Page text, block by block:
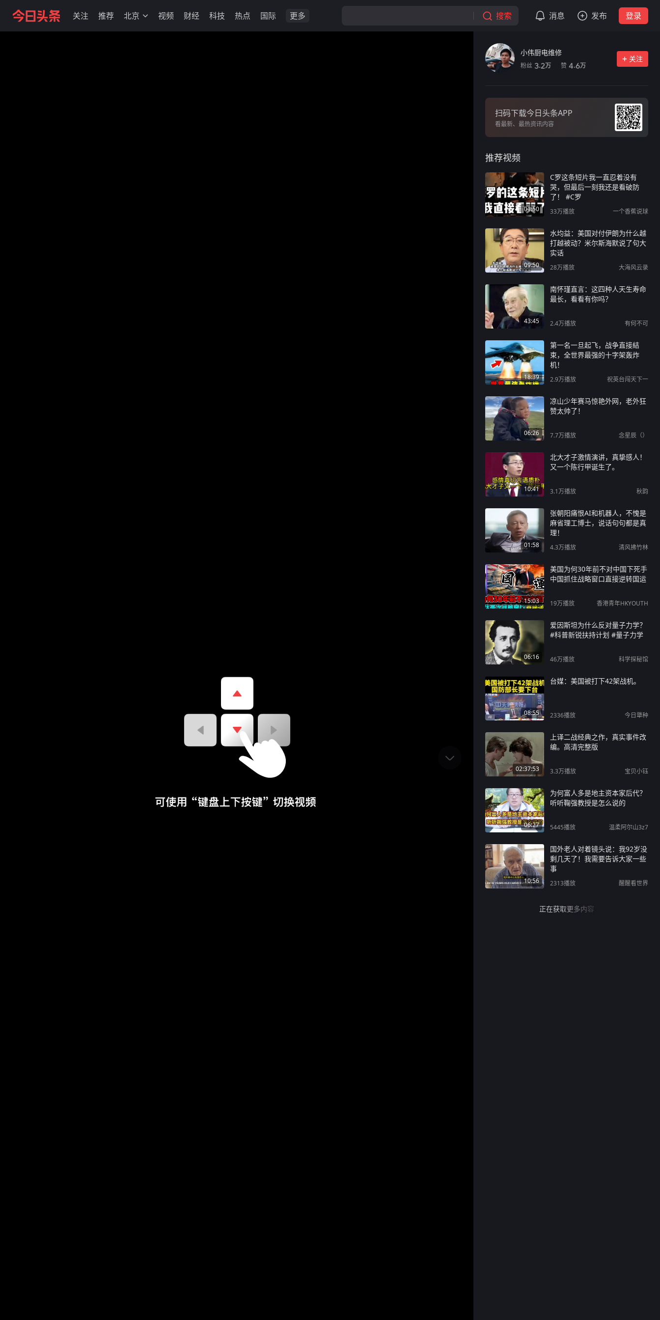
关注 推荐 北京 视频 财经 科技 热点 国际 更多 搜索 消息 发布 登录
小伟厨电维修
粉丝 3.2万 赞 4.6万
关注
扫码下载今日头条APP
看最新、最热资讯内容
推荐视频
01:50
C罗这条短片我一直忍着没有
哭，但最后一刻我还是看破防
了！ #C罗
33万播放 一个香蕉说球
09:50
水均益：美国对付伊朗为什么越
打越被动？米尔斯海默说了句大
实话
28万播放 大海风云录
43:45
南怀瑾直言：这四种人天生寿命
最长，看看有你吗？
2.4万播放 有何不可
18:39
第一名一旦起飞，战争直接結
束，全世界最强的十字架轰炸
机！
2.9万播放 祝英台闯天下一
06:26
凉山少年赛马惊艳外网，老外狂
赞太帅了！
7.7万播放 念星辰（）
10:41
北大才子激情演讲，真挚感人！
又一个陈行甲诞生了。
3.1万播放 秋韵
01:58
张朝阳痛恨AI和机器人，不愧是
麻省理工博士，说话句句都是真
理！
4.3万播放 清风拂竹林
15:03
美国为何30年前不对中国下死手
中国抓住战略窗口直接逆转国运
19万播放 香港青年HKYOUTH
06:16
爱因斯坦为什么反对量子力学？
#科普新锐扶持计划 #量子力学
46万播放 科学探秘馆
08:55
台媒：美国被打下42架战机。
2336播放 今日犟种
02:37:53
上译二战经典之作，真实事件改
编。高清完整版
3.3万播放 宝贝小钰
06:27
为何富人多是地主资本家后代？
听听鞠强教授是怎么说的
5445播放 温柔阿尔山3z7
10:56
国外老人对着镜头说：我92岁没
剩几天了！我需要告诉大家一些
事
2313播放 醒醒看世界
正在获取更多内容